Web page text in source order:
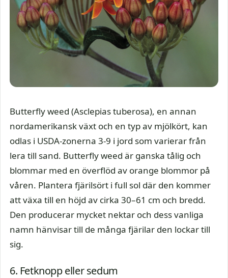
Butterfly weed (Asclepias tuberosa), en annan
nordamerikansk växt och en typ av mjölkört, kan
odlas i USDA-zonerna 3-9 i jord som varierar från
lera till sand. Butterfly weed är ganska tålig och
blommar med en överflöd av orange blommor på
våren. Plantera fjärilsört i full sol där den kommer
att växa till en höjd av cirka 30–61 cm och bredd.
Den producerar mycket nektar och dess vanliga
namn hänvisar till de många fjärilar den lockar till
sig.
6. Fetknopp eller sedum